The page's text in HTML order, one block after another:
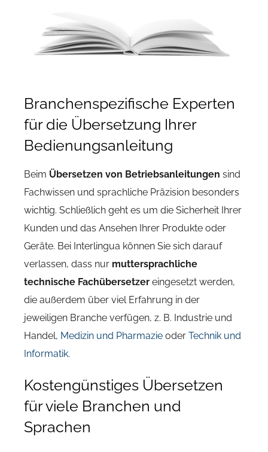
Branchenspezifische Experten
für die Übersetzung Ihrer
Bedienungsanleitung
Beim Übersetzen von Betriebsanleitungen sind
Fachwissen und sprachliche Präzision besonders
wichtig. Schließlich geht es um die Sicherheit Ihrer
Kunden und das Ansehen Ihrer Produkte oder
Geräte. Bei Interlingua können Sie sich darauf
verlassen, dass nur muttersprachliche
technische Fachübersetzer eingesetzt werden,
die außerdem über viel Erfahrung in der
jeweiligen Branche verfügen, z. B. Industrie und
Handel, Medizin und Pharmazie oder Technik und
Informatik.
Kostengünstiges Übersetzen
für viele Branchen und
Sprachen